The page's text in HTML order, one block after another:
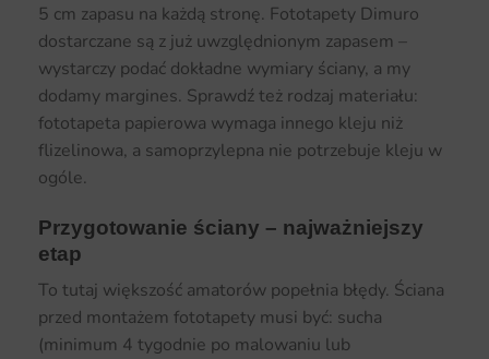
5 cm zapasu na każdą stronę. Fototapety Dimuro
dostarczane są z już uwzględnionym zapasem –
wystarczy podać dokładne wymiary ściany, a my
dodamy margines. Sprawdź też rodzaj materiału:
fototapeta papierowa wymaga innego kleju niż
flizelinowa, a samoprzylepna nie potrzebuje kleju w
ogóle.
Przygotowanie ściany – najważniejszy
etap
To tutaj większość amatorów popełnia błędy. Ściana
przed montażem fototapety musi być: sucha
(minimum 4 tygodnie po malowaniu lub